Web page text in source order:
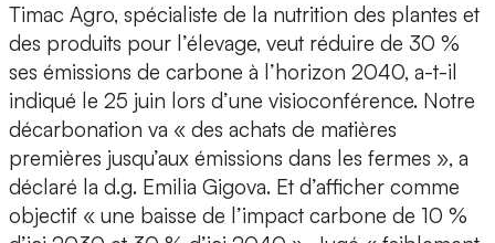
Timac Agro, spécialiste de la nutrition des plantes et
des produits pour l’élevage, veut réduire de 30 %
ses émissions de carbone à l’horizon 2040, a-t-il
indiqué le 25 juin lors d’une visioconférence. Notre
décarbonation va « des achats de matières
premières jusqu’aux émissions dans les fermes », a
déclaré la d.g. Emilia Gigova. Et d’afficher comme
objectif « une baisse de l’impact carbone de 10 %